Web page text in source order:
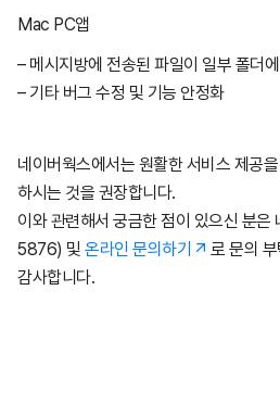
2월19일
2월8일
2월26일
2월21일
1월22일
Mac PC앱
– 메시지방에 전송된 파일이 일부 폴더
– 기타 버그 수정 및 기능 안정화
네이버웍스에서는 원활한 서비스 제공
하시는 것을 권장합니다.
이와 관련해서 궁금한 점이 있으신 분
5876) 및 온라인 문의하기
로 문의
감사합니다.